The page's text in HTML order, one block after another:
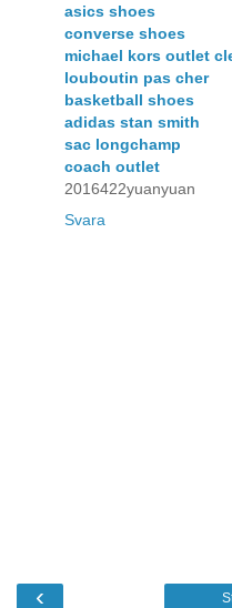
asics shoes
converse shoes
michael kors outlet
louboutin pas cher
basketball shoes
adidas stan smith
sac longchamp
coach outlet
2016422yuanyuan
Svara
‹